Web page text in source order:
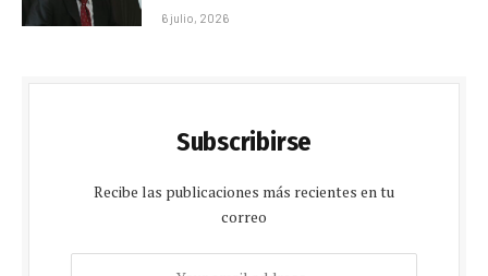
6 julio, 2026
Subscribirse
Recibe las publicaciones más recientes en tu
correo